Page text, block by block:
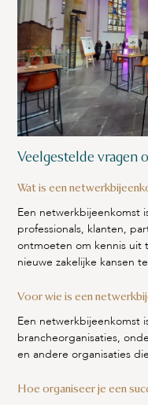
Veelgestelde vragen
Wat is een
Een netwerkbijeenkomst
professionals, klanten,
ontmoeten om kennis uit
nieuwe zakelijke kansen
Voor wie is een
Een netwerkbijeenkomst
brancheorganisaties,
en andere organisaties
Hoe organiseer je een